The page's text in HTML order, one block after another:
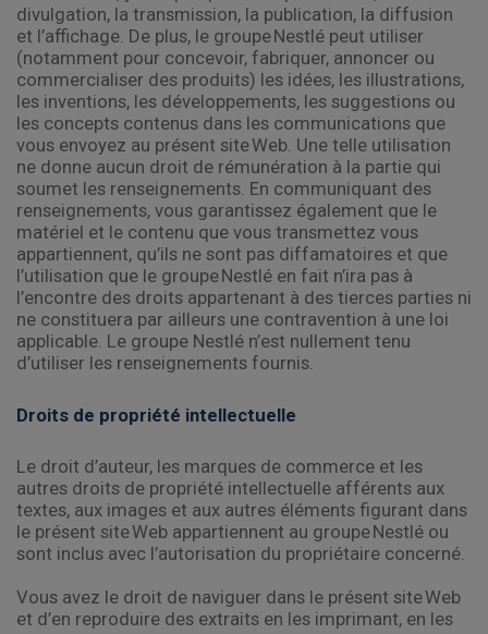
divulgation, la transmission, la publication, la diffusion
et l’affichage. De plus, le groupe Nestlé peut utiliser
(notamment pour concevoir, fabriquer, annoncer ou
commercialiser des produits) les idées, les illustrations,
les inventions, les développements, les suggestions ou
les concepts contenus dans les communications que
vous envoyez au présent site Web. Une telle utilisation
ne donne aucun droit de rémunération à la partie qui
soumet les renseignements. En communiquant des
renseignements, vous garantissez également que le
matériel et le contenu que vous transmettez vous
appartiennent, qu’ils ne sont pas diffamatoires et que
l’utilisation que le groupe Nestlé en fait n’ira pas à
l’encontre des droits appartenant à des tierces parties ni
ne constituera par ailleurs une contravention à une loi
applicable. Le groupe Nestlé n’est nullement tenu
d’utiliser les renseignements fournis.
Droits de propriété intellectuelle
Le droit d’auteur, les marques de commerce et les
autres droits de propriété intellectuelle afférents aux
textes, aux images et aux autres éléments figurant dans
le présent site Web appartiennent au groupe Nestlé ou
sont inclus avec l’autorisation du propriétaire concerné.
Vous avez le droit de naviguer dans le présent site Web
et d’en reproduire des extraits en les imprimant, en les